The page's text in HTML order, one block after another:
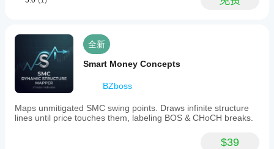
全新
Smart Money Concepts
BZboss
Maps unmitigated SMC swing points. Draws infinite structure
lines until price touches them, labeling BOS & CHoCH breaks.
$39